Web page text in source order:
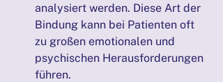
analysiert werden. Diese Art der
Bindung kann bei Patienten oft
zu großen emotionalen und
psychischen Herausforderungen
führen.